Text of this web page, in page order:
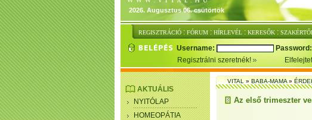
2026. Augusztus 06. csütörtök
REGISZTRÁCIÓ : FÓRUM : HÍRLEVÉL : KERESŐK :
Username: Password:
Regisztrálni szeretnék!
AKTUÁLIS
NYITÓLAP
HOMEOPÁTIA
VITAL»BABA-MAMA»
Az első trimeszter